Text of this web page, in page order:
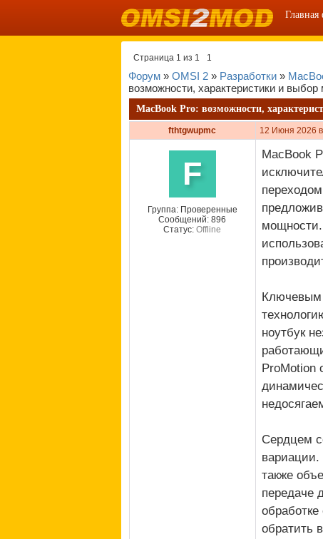
Главная
Страница 1 из 1 1
Форум » OMSI 2 » Разработки »
возможности, характеристики и выбор
MacBook Pro: возможности,
fthtgwupmc 12 Июня 2026
F
Группа: Проверенные
Сообщений: 896
Статус: Offline
MacBook
мощности.
Ключевым
ноутбук
ProMotion
Сердцем
также
передаче
обратить